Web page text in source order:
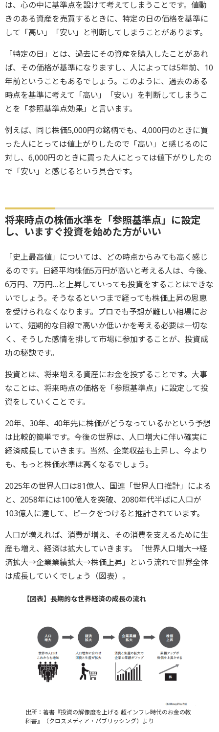
は、心の中に基準点を設けて考えてしまうことです。値動
きのある資産を売買するときに、特定の日の価格を基準に
して「高い」「安い」と判断してしまうことがあります。
「特定の日」とは、過去にその資産を購入したことがあれ
ば、その価格が基準になりますし、人によっては5年前、10
年前ということもあるでしょう。このように、過去のある
時点を基準に考えて「高い」「安い」を判断してしまうこ
とを「参照基準点効果」と言います。
例えば、同じ株価5,000円の銘柄でも、4,000円のときに買
った人にとっては値上がりしたので「高い」と感じるのに
対し、6,000円のときに買った人にとっては値下がりしたの
で「安い」と感じるという具合です。
将来時点の株価水準を「参照基準点」に設定
し、いますぐ投資を始めた方がいい
「史上最高値」については、どの時点からみても高く感じ
るのです。日経平均株価5万円が高いと考える人は、今後、
6万円、7万円…と上昇していっても投資をすることはできな
いでしょう。そうなるといつまで経っても株価上昇の恩恵
を受けられなくなります。プロでも予想が難しい相場にお
いて、短期的な目線で高いか低いかを考える必要は一切な
く、そうした感情を排して市場に参加することが、投資成
功の秘訣です。
投資とは、将来増える資産にお金を投ずることです。大事
なことは、将来時点の価格を「参照基準点」に設定して投
資をしていくことです。
20年、30年、40年先に株価がどうなっているかという予想
は比較的簡単です。今後の世界は、人口増大に伴い確実に
経済成長していきます。当然、企業収益も上昇し、今より
も、もっと株価水準は高くなるでしょう。
2025年の世界人口は81億人、国連「世界人口推計」による
と、2058年には100億人を突破、2080年代半ばに人口が
103億人に達して、ピークをつけると推計されています。
人口が増えれば、消費が増え、その消費を支えるために生
産も増え、経済は拡大していきます。「世界人口増大→経
済拡大→企業業績拡大→株価上昇」という流れで世界全体
は成長していくでしょう（図表）。
【図表】長期的な世界経済の成長の流れ
出所：著書『投資の解像度を上げる 超インフレ時代のお金の教
科書』（クロスメディア・パブリッシング）より